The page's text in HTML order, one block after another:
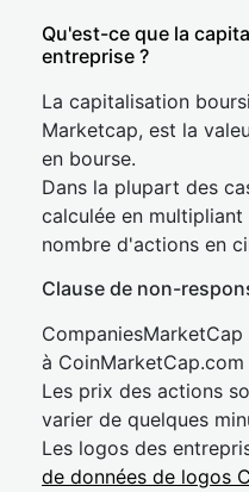
Qu'est-ce que la
entreprise ?
La capitalisation
Marketcap, est la
en bourse.
Dans la plupart des
calculée en
nombre d'actions en
Clause de non-
à CoinMarketCap.com
Les prix des actions
varier de quelques
Les logos des
de données de logos